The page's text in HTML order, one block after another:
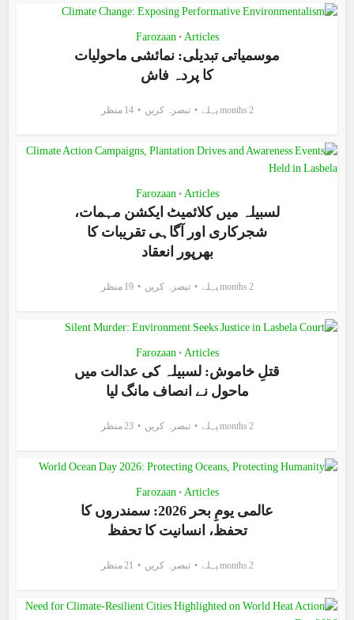
Articles
•
Farozaan
موسمیاتی تبدیلی: نمائشی ماحولیات
کا پردہ فاش
2 months پہلے تبصرہ کریں 14 منظر
Articles
•
Farozaan
لسبیلہ میں کلائمیٹ ایکشن مہمات،
شجرکاری اور آگاہی تقریبات کا
بھرپور انعقاد
2 months پہلے تبصرہ کریں 19 منظر
Articles
•
Farozaan
قتلِ خاموش: لسبیلہ کی عدالت میں
ماحول نے انصاف مانگ لیا
2 months پہلے تبصرہ کریں 23 منظر
Articles
•
Farozaan
عالمی یومِ بحر 2026: سمندروں کا
تحفظ، انسانیت کا تحفظ
2 months پہلے تبصرہ کریں 21 منظر